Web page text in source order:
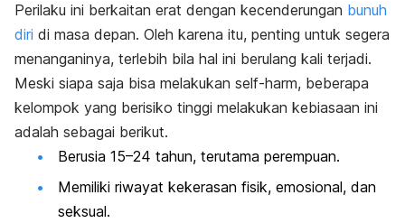
Perilaku ini berkaitan erat dengan kecenderungan bunuh
diri di masa depan. Oleh karena itu, penting untuk segera
menanganinya, terlebih bila hal ini berulang kali terjadi.
Meski siapa saja bisa melakukan self-harm, beberapa
kelompok yang berisiko tinggi melakukan kebiasaan ini
adalah sebagai berikut.
Berusia 15–24 tahun, terutama perempuan.
Memiliki riwayat kekerasan fisik, emosional, dan
seksual.